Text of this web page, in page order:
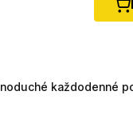
každodenné